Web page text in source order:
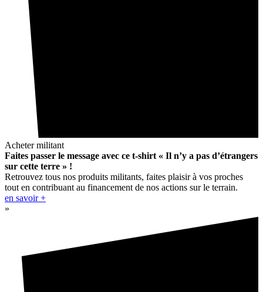
Acheter militant
Faites passer le message avec ce t-shirt « Il n’y a pas d’étrangers
sur cette terre » !
Retrouvez tous nos produits militants, faites plaisir à vos proches
tout en contribuant au financement de nos actions sur le terrain.
en savoir +
»